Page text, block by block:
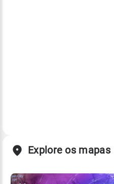
Explore os mapas